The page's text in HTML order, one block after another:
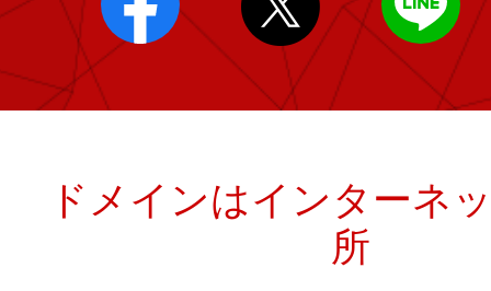
登録情報変更
コラム
中古ドメインのSEO効果は？
も、AIにまかせてホームページを簡
ことが可能です。
WordPressテーマShop
レンタルDNS/セカンダリDNS
DNS管理サービス
不要になったドメインを安全・簡単
お名前.com Naviご利用ガイ
設定ガイド一覧
ドメインはインターネ
所